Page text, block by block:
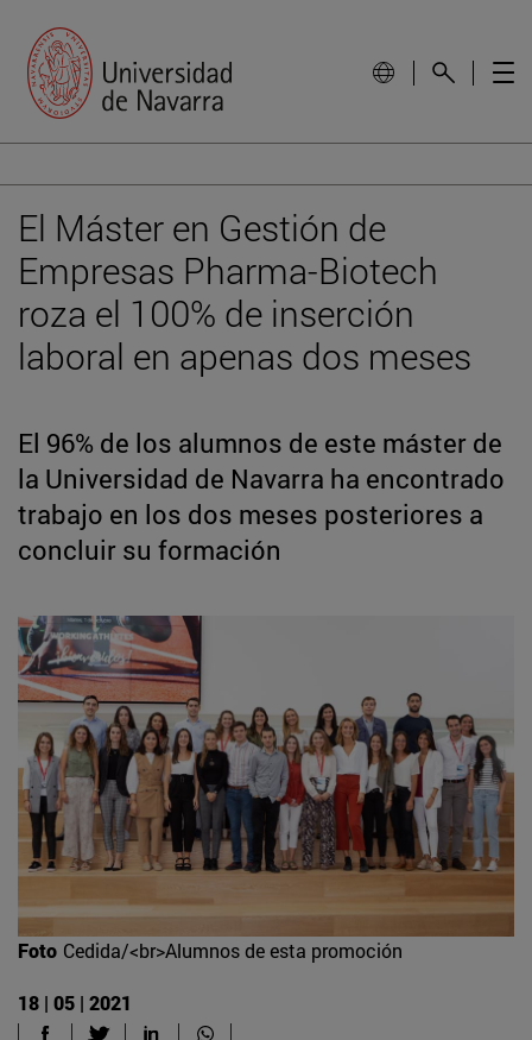
El Máster en Gestión de
Empresas Pharma-Biotech
roza el 100% de inserción
laboral en apenas dos meses
El 96% de los alumnos de este máster de
la Universidad de Navarra ha encontrado
trabajo en los dos meses posteriores a
concluir su formación
Foto Cedida/<br>Alumnos de esta promoción
18 | 05 | 2021